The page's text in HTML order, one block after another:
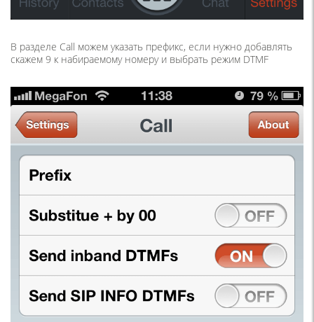
В разделе Call можем указать префикс, если нужно добавлять
скажем 9 к набираемому номеру и выбрать режим DTMF